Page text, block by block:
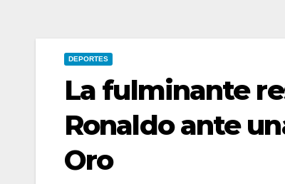
DEPORTES
La fulminante
Ronaldo ante
Oro